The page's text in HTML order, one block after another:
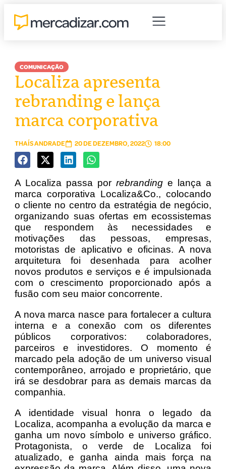
COMUNICAÇÃO
Localiza apresenta
rebranding e lança
marca corporativa
THAÍS ANDRADE 20 DE DEZEMBRO, 2022 18:00
A Localiza passa porrebrandinge lança a
marca corporativa Localiza&Co., colocando
o cliente no centro da estratégia de negócio,
organizando suas ofertas em ecossistemas
que respondem às necessidades e
motivações das pessoas, empresas,
motoristas de aplicativo e oficinas. A nova
arquitetura foi desenhada para acolher
novos produtos e serviços e é impulsionada
com o crescimento proporcionado após a
fusão com seu maior concorrente.
A nova marca nasce para fortalecer a cultura
interna e a conexão com os diferentes
públicos corporativos: colaboradores,
parceiros e investidores. O momento é
marcado pela adoção de um universo visual
contemporâneo, arrojado e proprietário, que
irá se desdobrar para as demais marcas da
companhia.
A identidade visual honra o legado da
Localiza, acompanha a evolução da marca e
ganha um novo símbolo e universo gráfico.
Protagonista, o verde de Localiza foi
atualizado, e ganha ainda mais força na